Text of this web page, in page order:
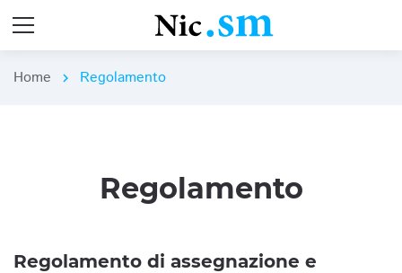
Home chevron_right Regolamento
Regolamento
Regolamento di assegnazione e